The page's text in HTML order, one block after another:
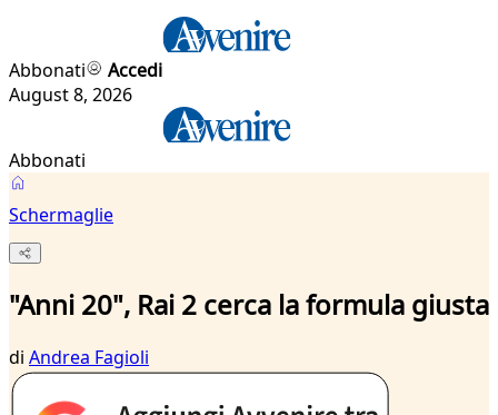
Abbonati
Accedi
August 8, 2026
Abbonati
Schermaglie
"Anni 20", Rai 2 cerca la formula giusta
di Andrea Fagioli